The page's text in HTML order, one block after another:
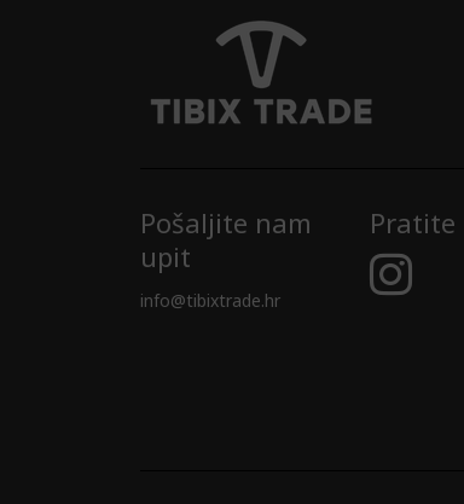
Pošaljite nam
upit
info@tibixtrade.hr
Pratite